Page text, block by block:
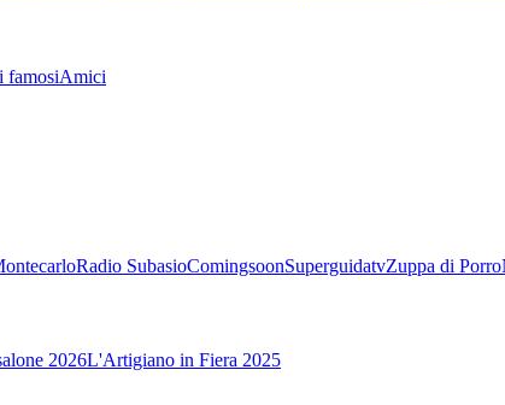
famosiAmici
Radio SubasioComingsoonSuperguidatvZuppa di Porro
2026L'Artigiano in Fiera 2025